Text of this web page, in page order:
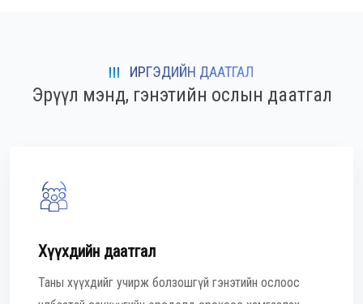
ИРГЭДИЙН ДААТГАЛ
Эрүүл мэнд, гэнэтийн ослын даатгал
Хүүхдийн даатгал
Таны хүүхдийг учирж болзошгүй гэнэтийн ослоос